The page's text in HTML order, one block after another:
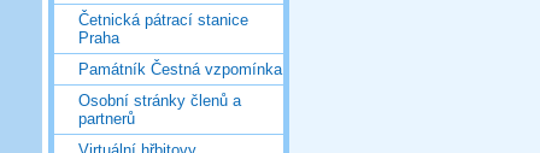
Četnická pátrací stanice
Praha
Památník Čestná vzpomínka
Osobní stránky členů a
partnerů